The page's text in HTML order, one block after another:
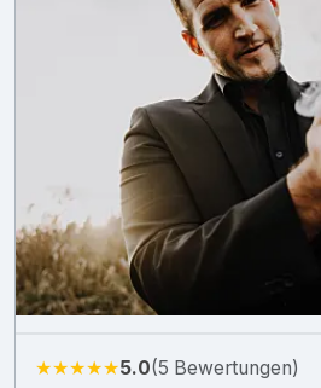
★★★★★5.0(5 Bewertungen)